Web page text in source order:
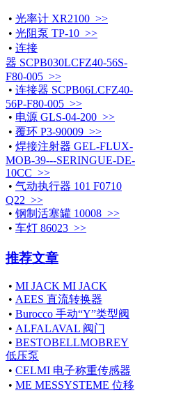
• 光率计 XR2100 >>
• 光阻泵 TP-10 >>
• 连接
器 SCPB030LCFZ40-56S-
F80-005 >>
• 连接器 SCPB06LCFZ40-
56P-F80-005 >>
• 电源 GLS-04-200 >>
• 覆环 P3-90009 >>
• 焊接注射器 GEL-FLUX-
MOB-39---SERINGUE-DE-
10CC >>
• 气动执行器 101 F0710
Q22 >>
• 钢制活塞罐 10008 >>
• 车灯 86023 >>
推荐文章
• MI JACK MI JACK
• AEES 直流转换器
• Burocco 手动“Y”类型阀
• ALFALAVAL 阀门
• BESTOBELLMOBREY
低压泵
• CELMI 电子称重传感器
• ME MESSYSTEME 位移